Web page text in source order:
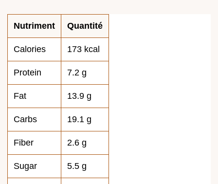
Nutriment Quantité
Calories 173 kcal
Protein 7.2 g
Fat 13.9 g
Carbs 19.1 g
Fiber 2.6 g
Sugar 5.5 g